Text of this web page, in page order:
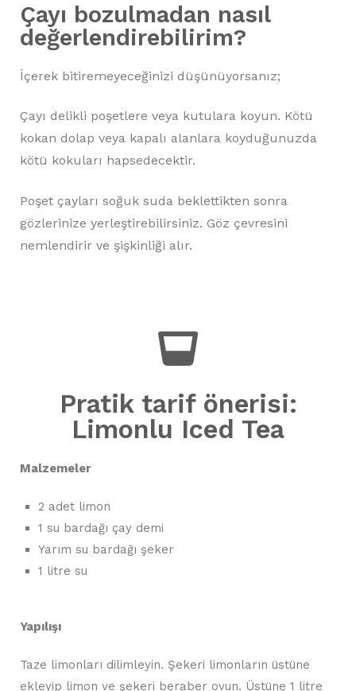
Çayı bozulmadan nasıl
değerlendirebilirim?
İçerek bitiremeyeceğinizi düşünüyorsanız;
Çayı delikli poşetlere veya kutulara koyun. Kötü
kokan dolap veya kapalı alanlara koyduğunuzda
kötü kokuları hapsedecektir.
Poşet çayları soğuk suda beklettikten sonra
gözlerinize yerleştirebilirsiniz. Göz çevresini
nemlendirir ve şişkinliği alır.
Pratik tarif önerisi:
Limonlu Iced Tea
Malzemeler
2 adet limon
1 su bardağı çay demi
Yarım su bardağı şeker
1 litre su
Yapılışı
Taze limonları dilimleyin. Şekeri limonların üstüne
ekleyip limon ve şekeri beraber ovun. Üstüne 1 litre